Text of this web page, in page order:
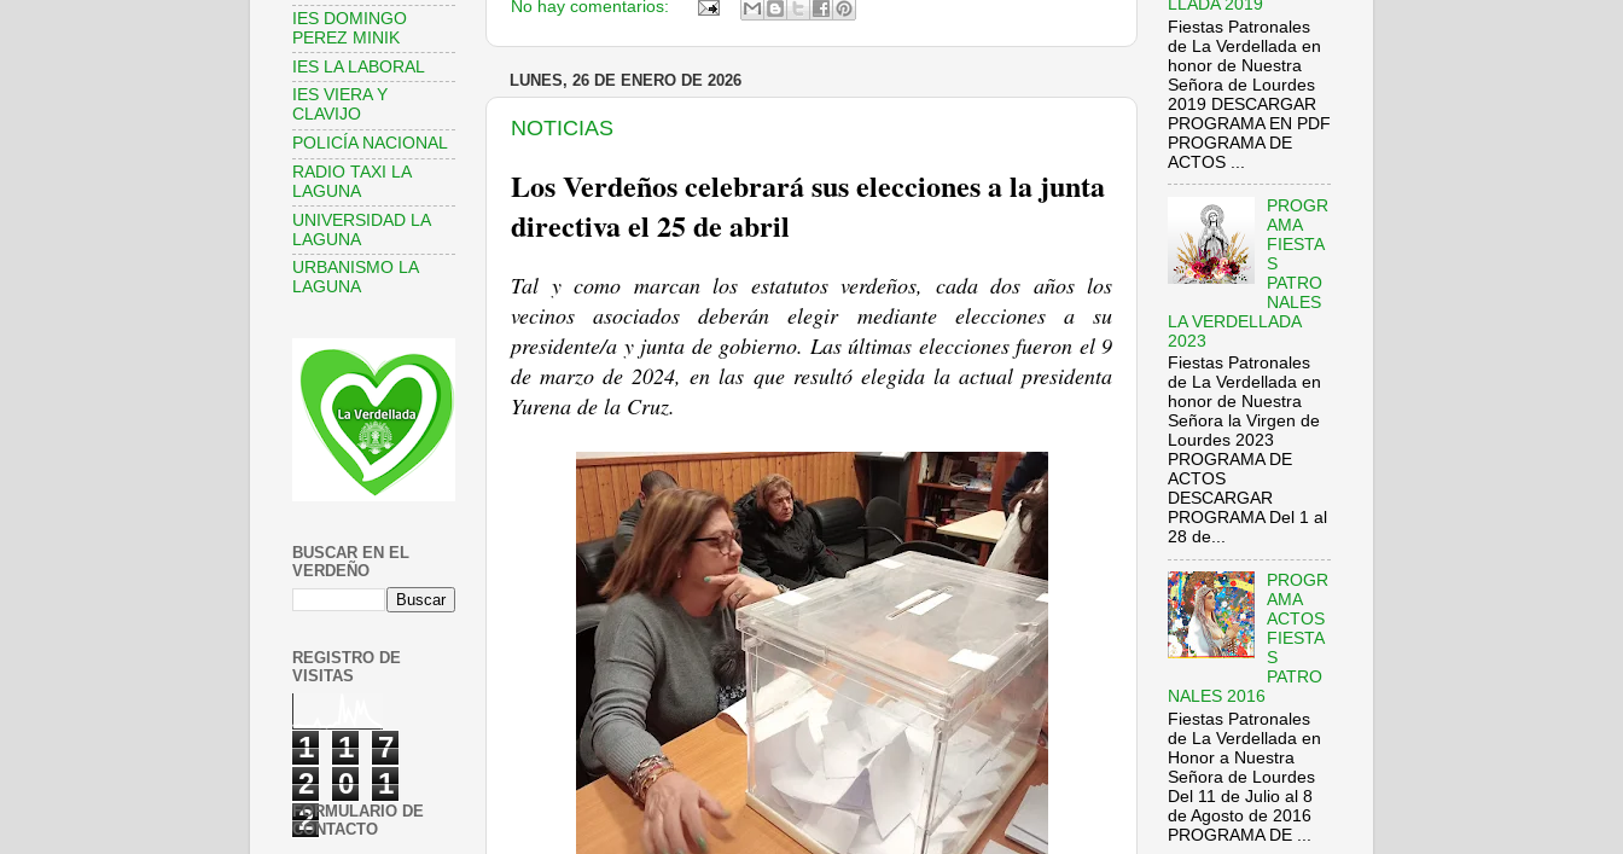
No hay comentarios:
LUNES, 26 DE ENERO DE 2026
NOTICIAS
Los Verdeños celebrará sus elecciones a la junta
directiva el 25 de abril
Tal y como marcan los estatutos verdeños, cada dos años los
vecinos asociados deberán elegir mediante elecciones a su
presidente/a y junta de gobierno. Las últimas elecciones fueron el 9
de marzo de 2024, en las que resultó elegida la actual presidenta
Yurena de la Cruz.
IES DOMINGO
PEREZ MINIK
IES LA LABORAL
IES VIERA Y
CLAVIJO
POLICÍA NACIONAL
RADIO TAXI LA
LAGUNA
UNIVERSIDAD LA
LAGUNA
URBANISMO LA
LAGUNA
BUSCAR EN EL
VERDEÑO
REGISTRO DE
VISITAS
1 1
7
2
0
1
2
FORMULARIO DE
CONTACTO
LLADA 2019
Fiestas Patronales
de La Verdellada en
honor de Nuestra
Señora de Lourdes
2019 DESCARGAR
PROGRAMA EN PDF
PROGRAMA DE
ACTOS ...
PROGR
AMA
FIESTA
S
PATRO
NALES
LA VERDELLADA
2023
Fiestas Patronales
de La Verdellada en
honor de Nuestra
Señora la Virgen de
Lourdes 2023
PROGRAMA DE
ACTOS
DESCARGAR
PROGRAMA Del 1 al
28 de...
PROGR
AMA
ACTOS
FIESTA
S
PATRO
NALES 2016
Fiestas Patronales
de La Verdellada en
Honor a Nuestra
Señora de Lourdes
Del 11 de Julio al 8
de Agosto de 2016
PROGRAMA DE ...